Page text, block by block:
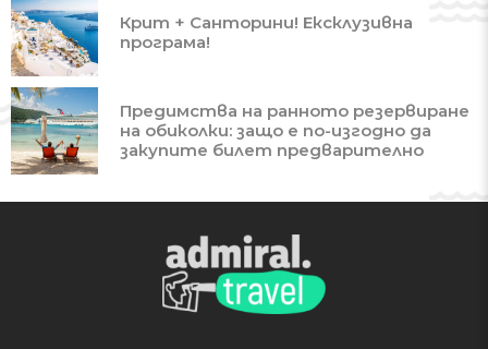
Крит + Санторини! Ексклузивна
програма!
Предимства на ранното резервиране
на обиколки: защо е по-изгодно да
закупите билет предварително